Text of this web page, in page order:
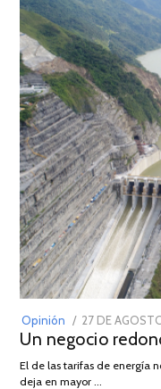
Opinión
POSTED
ON
27 DE
Un negocio
El de las tarifas de energía
deja en mayor …